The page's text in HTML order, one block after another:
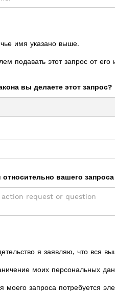
имя указано выше.
подавать этот запрос от его
вы делаете этот запрос?
вашего
я заявляю, что вся
моих персональных
запроса потребуется